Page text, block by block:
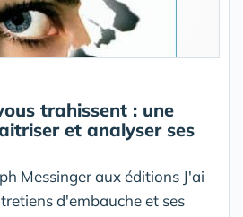
trahissent : une
et analyser ses
Messinger aux éditions J'ai
d'embauche et ses